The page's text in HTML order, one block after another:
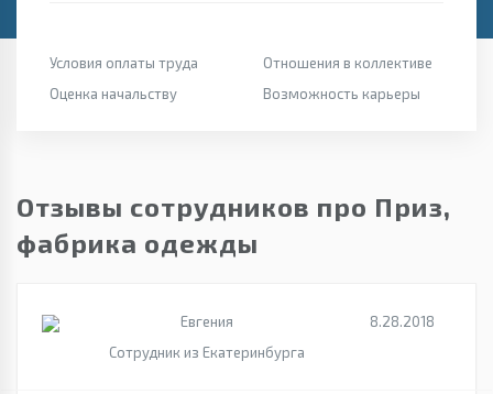
Условия оплаты труда
Отношения в коллективе
Оценка начальству
Возможность карьеры
Отзывы сотрудников про Приз,
фабрика одежды
Евгения
Сотрудник из Екатеринбурга
8.28.2018